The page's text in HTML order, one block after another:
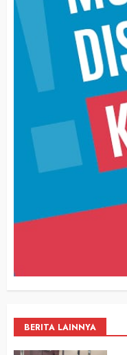
BERITA LAINNYA